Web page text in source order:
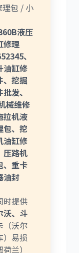
理包 / 小
液压
修理
、
油缸修
、挖掘
发、
械维修
拉机液
包、挖
油缸修
压路机
、重卡
油封
时提供
沃、斗
（沃尔
）易损
兰）